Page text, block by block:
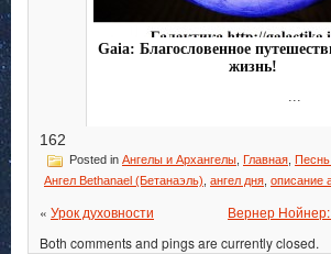
Gaia: Благословенное
жизнь!
162
Posted in Ангелы и Архангелы Главная
Ангел Bethanael (Бетанаэль), ангел дня, описание
« Урок духовности Вернер
Both comments and pings are currently closed.